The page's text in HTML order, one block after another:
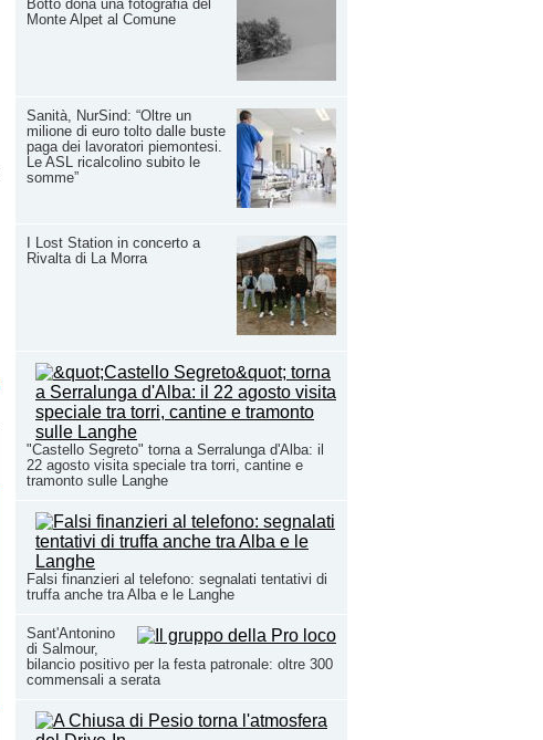
Botto dona una fotografia del
Monte Alpet al Comune
Sanità, NurSind: “Oltre un
milione di euro tolto dalle buste
paga dei lavoratori piemontesi.
Le ASL ricalcolino subito le
somme”
I Lost Station in concerto a
Rivalta di La Morra
"Castello Segreto" torna a Serralunga d'Alba: il
22 agosto visita speciale tra torri, cantine e
tramonto sulle Langhe
Falsi finanzieri al telefono: segnalati tentativi di
truffa anche tra Alba e le Langhe
Sant'Antonino
di Salmour,
bilancio positivo per la festa patronale: oltre 300
commensali a serata